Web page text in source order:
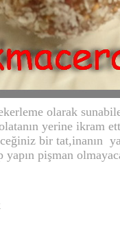
olarak
yerine ikram
bir tat,inanın
pişman